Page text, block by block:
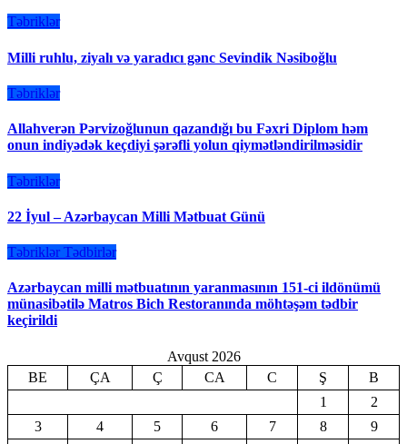
Təbriklər
Milli ruhlu, ziyalı və yaradıcı gənc Sevindik Nəsiboğlu
Təbriklər
Allahverən Pərvizoğlunun qazandığı bu Fəxri Diplom həm
onun indiyədək keçdiyi şərəfli yolun qiymətləndirilməsidir
Təbriklər
22 İyul – Azərbaycan Milli Mətbuat Günü
Təbriklər Tədbirlər
Azərbaycan milli mətbuatının yaranmasının 151-ci ildönümü
münasibətilə Matros Bich Restoranında möhtəşəm tədbir
keçirildi
Avqust 2026
BE
ÇA Ç CA C Ş
B
1
2
3
4 5 6 7 8
9